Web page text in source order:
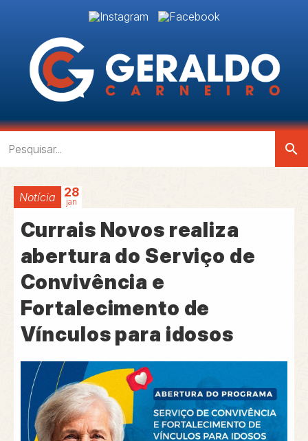
search
Notícia 28
jan
Currais Novos realiza
abertura do Serviço de
Convivência e
Fortalecimento de
Vínculos para idosos